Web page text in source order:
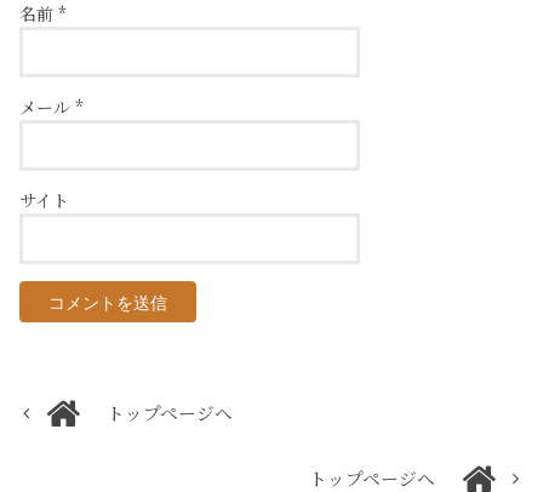
名前*
メール*
サイト
トップページへ
トップページへ